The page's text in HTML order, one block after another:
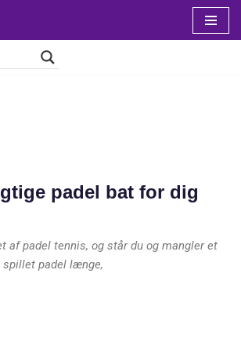
padel bat for dig
af padel tennis, og står du og mangler et
spillet padel længe,